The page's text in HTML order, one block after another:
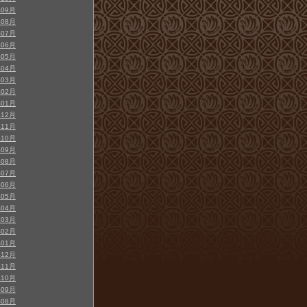
月
月
月
月
月
月
月
月
月
月
月
月
月
月
月
月
月
月
月
月
月
月
月
月
月
月